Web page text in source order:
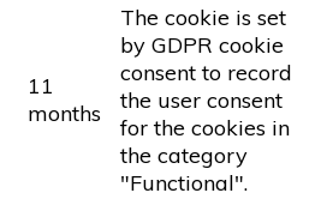
11
months
The cookie is set
by GDPR cookie
consent to record
the user consent
for the cookies in
the category
"Functional".